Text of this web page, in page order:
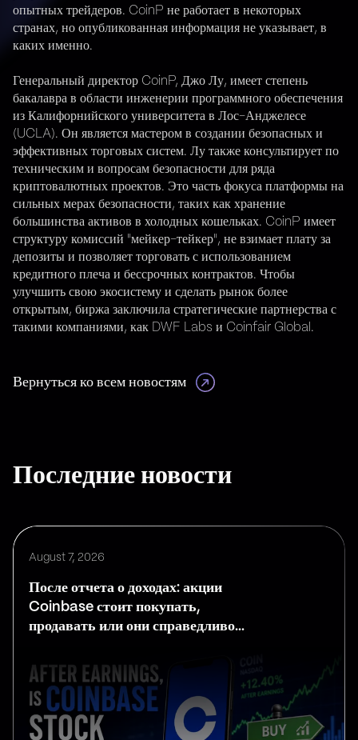
опытных трейдеров. CoinP не работает в некоторых
странах, но опубликованная информация не указывает, в
каких именно.
Генеральный директор CoinP, Джо Лу, имеет степень
бакалавра в области инженерии программного обеспечения
из Калифорнийского университета в Лос-Анджелесе
(UCLA). Он является мастером в создании безопасных и
эффективных торговых систем. Лу также консультирует по
техническим и вопросам безопасности для ряда
криптовалютных проектов. Это часть фокуса платформы на
сильных мерах безопасности, таких как хранение
большинства активов в холодных кошельках. CoinP имеет
структуру комиссий "мейкер-тейкер", не взимает плату за
депозиты и позволяет торговать с использованием
кредитного плеча и бессрочных контрактов. Чтобы
улучшить свою экосистему и сделать рынок более
открытым, биржа заключила стратегические партнерства с
такими компаниями, как DWF Labs и Coinfair Global.
Вернуться ко всем новостям
Последние новости
August 7, 2026
После отчета о доходах: акции
Coinbase стоит покупать,
продавать или они справедливо